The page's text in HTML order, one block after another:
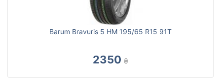
Barum Bravuris 5 HM 195/65 R15 91T
2350 ₴